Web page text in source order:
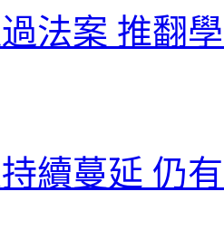
法案 推翻
續蔓延 仍